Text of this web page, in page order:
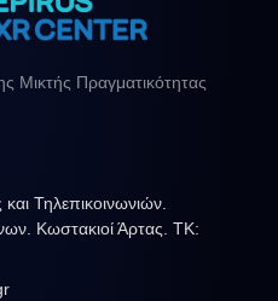
Μικτής Πραγματικότητας
Τηλεπικοινωνιών.
Κωστακιοί Άρτας. ΤΚ: